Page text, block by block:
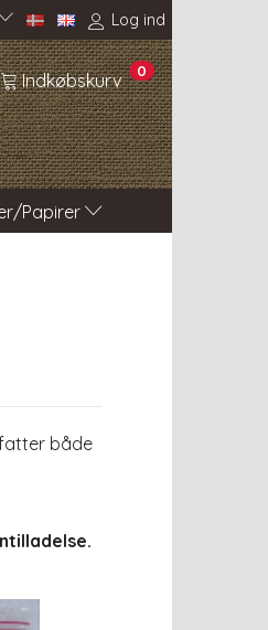
Log ind
Indkøbskurv 0
Papirer
både